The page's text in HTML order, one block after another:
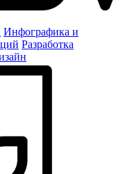
Инфографика и
Разработка